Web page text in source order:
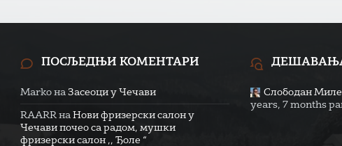
ПОСЉЕДЊИ КОМЕНТАРИ
Marko наЗасеоци у Чечави
RAARR наНови фризерски салон у
Чечави почео са радом, мушки
фризерски салон ,, Ђоле “
Слободан
years, 7 months